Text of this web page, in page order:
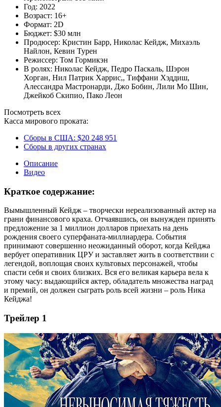
Год: 2022
Возраст: 16+
Формат: 2D
Бюджет: $30 млн
Продюсер: Кристин Барр, Николас Кейдж, Михаэль
Найлон, Кевин Турен
Режиссер: Том Гормикэн
В ролях: Николас Кейдж, Педро Паскаль, Шэрон
Хорган, Нил Патрик Харрис,, Тиффани Хэддиш,
Алессандра Мастронарди, Джо Бобин, Лили Мо Шин,
Джейкоб Скипио, Пако Леон
Посмотреть всех
Касса мирового проката:
Сборы в США: $20 248 951
Сборы в других странах
Описание
Видео
Краткое содержание:
Вымышленный Кейдж – творчески нереализованный актер на
грани финансового краха. Отчаявшись, он вынужден принять
предложение за 1 миллион долларов приехать на день
рождения своего суперфаната-миллиардера. События
принимают совершенно неожиданный оборот, когда Кейджа
вербует оперативник ЦРУ и заставляет жить в соответствии с
легендой, воплощая своих культовых персонажей, чтобы
спасти себя и своих близких. Вся его великая карьера вела к
этому часу: выдающийся актер, обладатель множества наград
и премий, он должен сыграть роль всей жизни – роль Ника
Кейджа!
Трейлер 1